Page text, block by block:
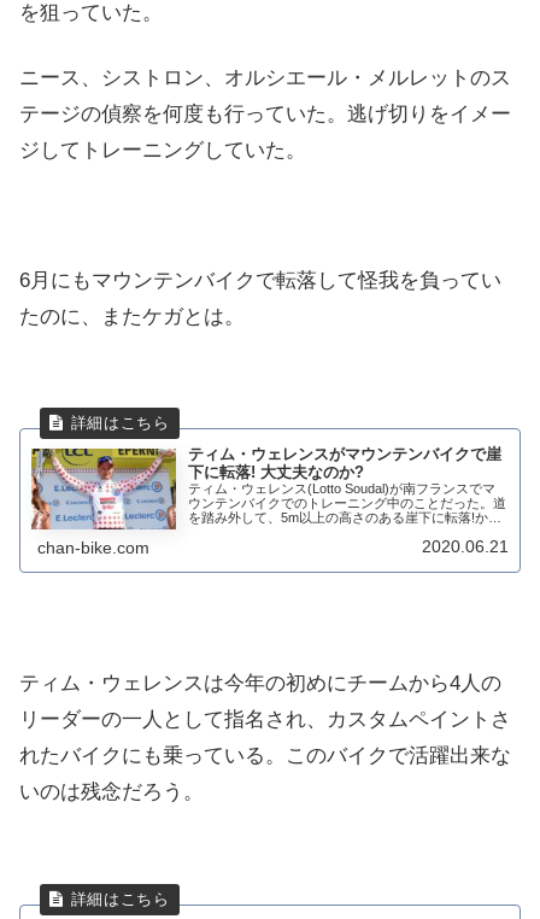
を狙っていた。
ニース、シストロン、オルシエール・メルレットのス
テージの偵察を何度も行っていた。逃げ切りをイメー
ジしてトレーニングしていた。
6月にもマウンテンバイクで転落して怪我を負ってい
たのに、またケガとは。
ティム・ウェレンスがマウンテンバイクで崖
下に転落! 大丈夫なのか?
ティム・ウェレンス(Lotto Soudal)が南フランスでマ
ウンテンバイクでのトレーニング中のことだった。道
を踏み外して、5m以上の高さのある崖下に転落!かな
chan-bike.com 2020.06.21
ティム・ウェレンスは今年の初めにチームから4人の
リーダーの一人として指名され、カスタムペイントさ
れたバイクにも乗っている。このバイクで活躍出来な
いのは残念だろう。